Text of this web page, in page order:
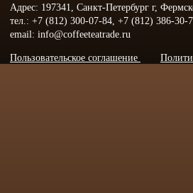
Адрес: 197341, Санкт-Петербург г,
тел.: +7 (812) 300-07-84, +7 (812) 386-30-
email: info@coffeeteatrade.ru
Пользовательское соглашение